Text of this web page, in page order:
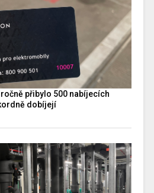
přibylo 500 nabíjecích
dobíjejí